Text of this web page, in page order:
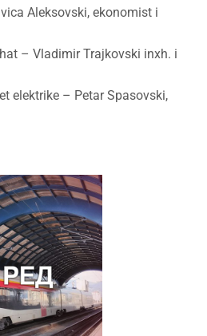
Aleksovski, ekonomist i
– Vladimir Trajkovski inxh. i
elektrike – Petar Spasovski,